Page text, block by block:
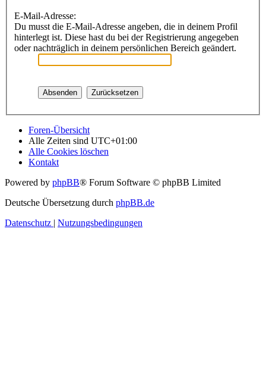
E-Mail-Adresse:
Du musst die E-Mail-Adresse angeben, die in deinem Profil
hinterlegt ist. Diese hast du bei der Registrierung angegeben
oder nachträglich in deinem persönlichen Bereich geändert.
Foren-Übersicht
Alle Zeiten sind UTC+01:00
Alle Cookies löschen
Kontakt
Powered by phpBB® Forum Software © phpBB Limited
Deutsche Übersetzung durch phpBB.de
Datenschutz | Nutzungsbedingungen